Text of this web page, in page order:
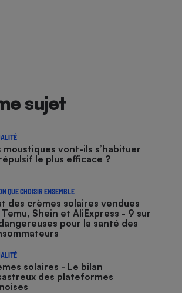
sujet
moustiques vont-ils s’habituer
le plus efficace ?
QUE CHOISIR ENSEMBLE
des crèmes solaires vendues
Temu, Shein et AliExpress - 9 sur
pour la santé des
solaires - Le bilan
des plateformes